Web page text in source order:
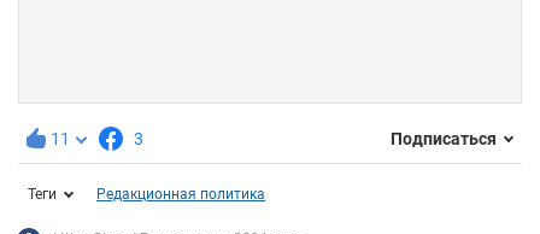
11 3 Подписаться
Теги Редакционная политика